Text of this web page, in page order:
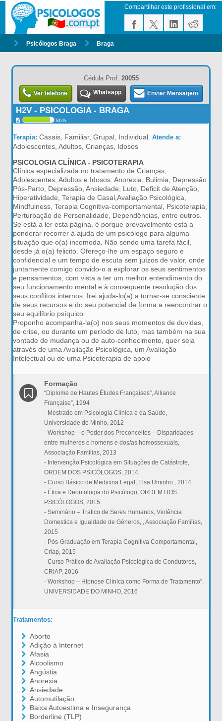
Compartilhar este profissional em:
Psicólogos Braga Braga
Cédula Prof. 20055
Ver telefone Whatsapp Enviar Mensagem
H2V - PSICOLOGIA - BRAGA
86%
Terapia: Casais, Familiar, Grupal, Individual.Atende a:
Adolescentes, Adultos, Crianças, Idosos
PSICOLOGIA CLÍNICA - PSICOTERAPIA
Clínica especializada no tratamento de Crianças,
Adolescentes, Adultos e Idosos: Anorexia, Bulimia, Depressão
Pós-Parto, Depressão, Ansiedade, Luto, Deficit de Atenção,
Hiperatividade, Terapia de Casal,Avaliação Psicológica,
Mindfulness, Terapia Cognitiva-comportamental, Psicoterapia,
Perturbação de Personalidade, Dependências, entre outros.
Se está a ler esta página, é porque provavelmente está a
ponderar recorrer à ajuda de um psicólogo para alguma
situação que o(a) incomoda. Não sendo uma tarefa fácil,
desde já o(a) felicito. Ofereço-lhe um espaço seguro e
confidencial e um tempo de escuta sem juízos de valor, onde
juntamente comigo convido-o a explorar os seus sentimentos
e pensamentos, com vista a ter um melhor entendimento do
seu funcionamento mental e à consequente resolução dos
seus conflitos internos. Irei ajuda-lo(a) a tornar-se consciente
de seus recursos e do seu potencial de forma a reencontrar o
seu equilíbrio psíquico.
Proponho acompanha-la(o) nos seus momentos de duvidas,
de crise, ou durante um período de luto, mas também na sua
vontade de mudança ou de auto-conhecimento, quer seja
através de uma Avaliação Psicológica, um Avaliação
Intelectual ou de uma Psicoterapia de apoio
Formação
“Diplome de Hautes Études Françaises”, Alliance
Française”, 1994
- Mestrado em Psicologia Clínica e da Saúde,
Universidade do Minho, 2012
- Workshop – o Poder dos Preconceitos – Disparidades
entre mulheres e homens e dos/as homossexuais,
Associação Famílias, 2013
- Intervenção Psicológica em Situações de Catástrofe,
ORDEM DOS PSICÓLOGOS, 2014
- Curso Básico de Medicina Legal, Elsa Uminho , 2014
- Ética e Deontologia do Psicólogo, ORDEM DOS
PSICÓLOGOS, 2015
- Seminário – Trafico de Seres Humanos, Violência
Domestica e Igualdade de Géneros, , Associação Famílias,
2015
- Pós-Graduação em Terapia Cognitiva Comportamental,
Criap, 2015
- Curso Prático de Avaliação Psicológica de Condutores,
CRIAP, 2016
- Workshop – Hipnose Clínica como Forma de Tratamento”,
UNIVERSIDADE DO MINHO, 2016
Tratamentos:
Aborto
Adição à Internet
Afasia
Alcoolismo
Angústia
Anorexia
Ansiedade
Automutilação
Baixa Autoestima e Insegurança
Borderline (TLP)